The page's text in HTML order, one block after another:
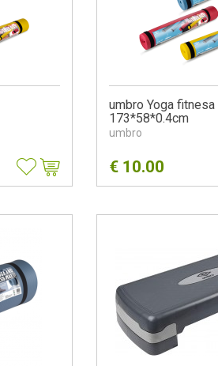
umbro Yoga
173*58*0.4cm
umbro
€ 10.00